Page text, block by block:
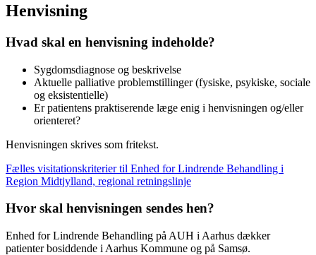
Henvisning
Hvad skal en henvisning indeholde?
Sygdomsdiagnose og beskrivelse
Aktuelle palliative problemstillinger (fysiske, psykiske, sociale
og eksistentielle)
Er patientens praktiserende læge enig i henvisningen og/eller
orienteret?
Henvisningen skrives som fritekst.
Fælles visitationskriterier til Enhed for Lindrende Behandling i
Region Midtjylland, regional retningslinje
Hvor skal henvisningen sendes hen?
Enhed for Lindrende Behandling på AUH i Aarhus dækker
patienter bosiddende i Aarhus Kommune og på Samsø.